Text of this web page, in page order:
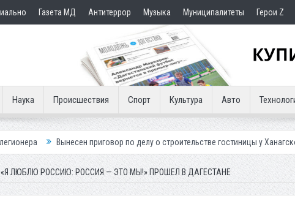
Газета МД Антитеррор Музыка Муниципалитеты Герои Z
Наука Происшествия Спорт Культура Авто
приговор по делу о строительстве гостиницы у Ханагского водопада
ЛЮБЛЮ РОССИЮ: РОССИЯ — ЭТО МЫ!» ПРОШЕЛ В ДАГЕСТАНЕ